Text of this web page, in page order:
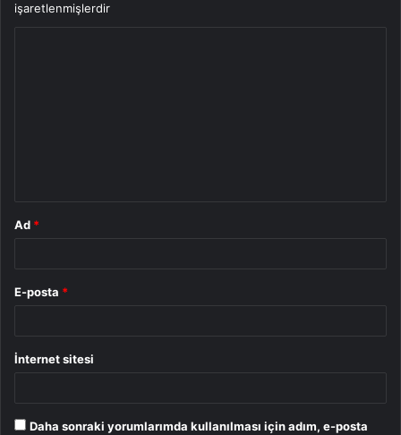
işaretlenmişlerdir
Ad *
E-posta *
İnternet sitesi
Daha sonraki yorumlarımda kullanılması için adım, e-posta